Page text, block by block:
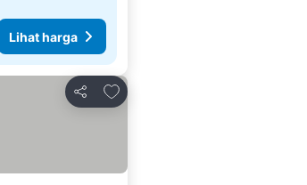
Lihat harga
Kongsi
Tambah ke favorit